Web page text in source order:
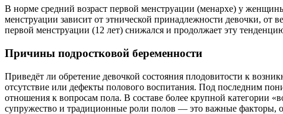
В норме средний возраст первой менструации (менархе) у
менструации зависит от этнической принадлежности девочки, от
первой менструации (12 лет) снижался и продолжает эту
Причины подростковой беременности
Приведёт ли обретение девочкой состояния плодовитости к
отсутствие или дефекты полового воспитания. Под последним
отношения к вопросам пола. В составе более крупной категории
супружество и традиционные роли полов — это важные факторы,